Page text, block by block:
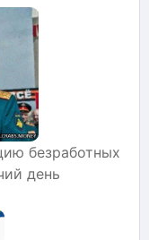
безработных
день